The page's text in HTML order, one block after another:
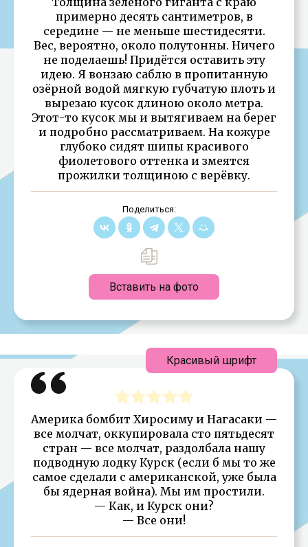
примерно десять сантиметров, в
середине — не меньше шестидесяти.
Вес, вероятно, около полутонны. Ничего
не поделаешь! Придётся оставить эту
идею. Я вонзаю саблю в пропитанную
озёрной водой мягкую губчатую плоть и
вырезаю кусок длиною около метра.
Этот-то кусок мы и вытягиваем на берег
и подробно рассматриваем. На кожуре
глубоко сидят шипы красивого
фиолетового оттенка и змеятся
прожилки толщиною с верёвку.
Поделиться:
Вставить на фото
Америка бомбит Хиросиму и Нагасаки —
все молчат, оккупировала сто пятьдесят
стран — все молчат, раздолбала нашу
подводную лодку Курск (если б мы то же
самое сделали с американской, уже была
бы ядерная война). Мы им простили.
— Как, и Курск они?
— Все они!
Красивый шрифт